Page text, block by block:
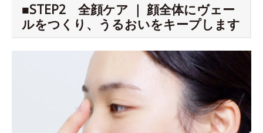
■STEP2 全顔ケア ｜ 顔全体にヴェー
ルをつくり、うるおいをキープします